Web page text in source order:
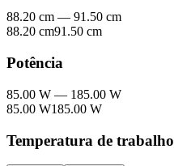
88.20 cm — 91.50 cm
88.20 cm91.50 cm
Potência
85.00 W — 185.00 W
85.00 W185.00 W
Temperatura de trabalho